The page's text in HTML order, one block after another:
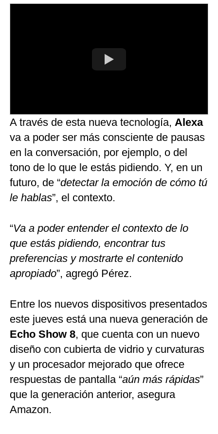
A través de esta nueva tecnología, Alexa
va a poder ser más consciente de pausas
en la conversación, por ejemplo, o del
tono de lo que le estás pidiendo. Y, en un
futuro, de “detectar la emoción de cómo tú
le hablas”, el contexto.
“Va a poder entender el contexto de lo
que estás pidiendo, encontrar tus
preferencias y mostrarte el contenido
apropiado”, agregó Pérez.
Entre los nuevos dispositivos presentados
este jueves está una nueva generación de
Echo Show 8, que cuenta con un nuevo
diseño con cubierta de vidrio y curvaturas
y un procesador mejorado que ofrece
respuestas de pantalla “aún más rápidas”
que la generación anterior, asegura
Amazon.